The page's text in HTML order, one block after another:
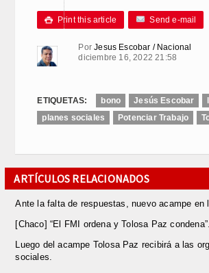
 Print this article Send e-mail
PorJesus Escobar / Nacional
diciembre 16, 2022 21:58
ETIQUETAS: bono Jesús Escobar
planes sociales
Potenciar Trabajo
ARTÍCULOS RELACIONADOS
Ante la falta de respuestas, nuevo acampe en
[Chaco] “El FMI ordena y Tolosa Paz
Luego del acampe Tolosa Paz recibirá a las
sociales.